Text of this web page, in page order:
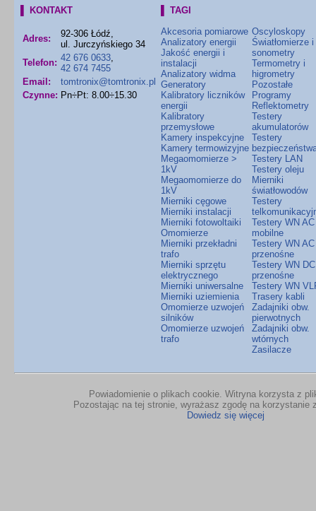
▌ KONTAKT
Adres:
92-306 Łódź,
ul. Jurczyńskiego 34
Telefon: 42 676 0633,
42 674 7455
Email:
tomtronix@tomtronix.pl
Czynne: Pn÷Pt: 8.00÷15.30
▌ TAGI
Akcesoria pomiarowe
Analizatory energii
Jakość energii i
instalacji
Analizatory widma
Generatory
Kalibratory liczników
energii
Kalibratory
przemysłowe
Kamery inspekcyjne
Kamery termowizyjne
Megaomomierze >
1kV
Megaomomierze do
1kV
Mierniki cęgowe
Mierniki instalacji
Mierniki fotowoltaiki
Omomierze
Mierniki przekładni
trafo
Mierniki sprzętu
elektrycznego
Mierniki uniwersalne
Mierniki uziemienia
Omomierze uzwojeń
silników
Omomierze uzwojeń
trafo
Oscyloskopy
Światłomierze i
sonometry
Termometry i
higrometry
Pozostałe
Programy
Reflektometry
Testery
akumulatorów
Testery
Testery LAN
Testery oleju
Mierniki
światłowodów
Testery
Testery WN AC
mobilne
Testery WN AC
przenośne
Testery WN DC
przenośne
Testery WN
Trasery kabli
Zadajniki obw.
pierwotnych
Zadajniki obw.
wtórnych
Zasilacze
Powiadomienie o plikach cookie. Witryna korzysta z
Pozostając na tej stronie, wyrażasz zgodę na korzystanie
Dowiedz się więcej